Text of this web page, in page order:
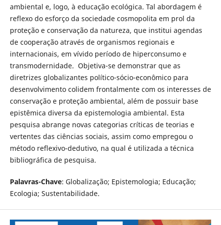
ambiental e, logo, à educação ecológica. Tal abordagem é
reflexo do esforço da sociedade cosmopolita em prol da
proteção e conservação da natureza, que institui agendas
de cooperação através de organismos regionais e
internacionais, em vívido período de hiperconsumo e
transmodernidade. Objetiva-se demonstrar que as
diretrizes globalizantes político-sócio-econômico para
desenvolvimento colidem frontalmente com os interesses de
conservação e proteção ambiental, além de possuir base
epistêmica diversa da epistemologia ambiental. Esta
pesquisa abrange novas categorias críticas de teorias e
vertentes das ciências sociais, assim como empregou o
método reflexivo-dedutivo, na qual é utilizada a técnica
bibliográfica de pesquisa.
Palavras-Chave: Globalização; Epistemologia; Educação;
Ecologia; Sustentabilidade.